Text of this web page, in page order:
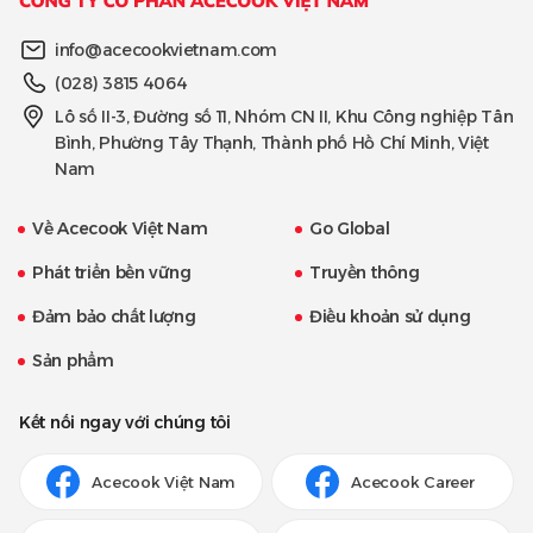
info@acecookvietnam.com
(028) 3815 4064
Lô số II-3, Đường số 11, Nhóm CN II, Khu Công nghiệp Tân
Bình, Phường Tây Thạnh, Thành phố Hồ Chí Minh, Việt
Nam
Về Acecook Việt Nam Go Global
Phát triển bền vững Truyền thông
Đảm bảo chất lượng Điều khoản sử dụng
Sản phẩm
Kết nối ngay với chúng tôi
Acecook Việt Nam Acecook Career